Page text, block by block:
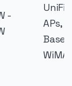
-
UniFi
APs,